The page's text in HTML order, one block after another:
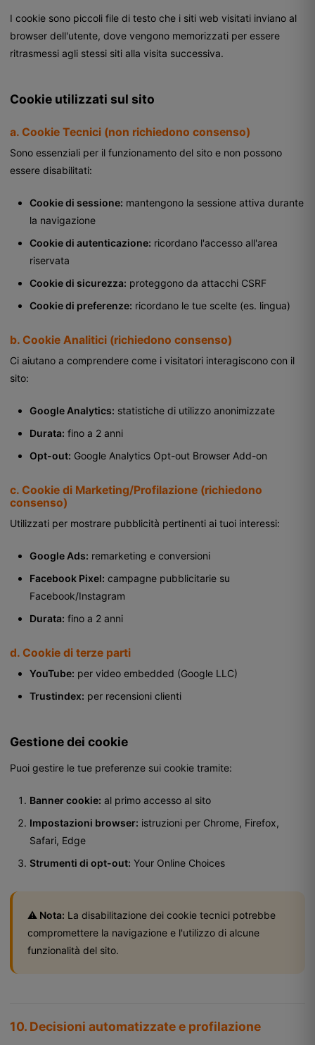
I cookie sono piccoli file di testo che i siti web visitati inviano al
browser dell'utente, dove vengono memorizzati per essere
ritrasmessi agli stessi siti alla visita successiva.
Cookie utilizzati sul sito
a. Cookie Tecnici (non richiedono consenso)
Sono essenziali per il funzionamento del sito e non possono
essere disabilitati:
Cookie di sessione: mantengono la sessione attiva durante
la navigazione
Cookie di autenticazione: ricordano l'accesso all'area
riservata
Cookie di sicurezza: proteggono da attacchi CSRF
Cookie di preferenze: ricordano le tue scelte (es. lingua)
b. Cookie Analitici (richiedono consenso)
Ci aiutano a comprendere come i visitatori interagiscono con il
sito:
Google Analytics: statistiche di utilizzo anonimizzate
Durata: fino a 2 anni
Opt-out: Google Analytics Opt-out Browser Add-on
c. Cookie di Marketing/Profilazione (richiedono
consenso)
Utilizzati per mostrare pubblicità pertinenti ai tuoi interessi:
Google Ads: remarketing e conversioni
Facebook Pixel: campagne pubblicitarie su
Facebook/Instagram
Durata: fino a 2 anni
d. Cookie di terze parti
YouTube: per video embedded (Google LLC)
Trustindex: per recensioni clienti
Gestione dei cookie
Puoi gestire le tue preferenze sui cookie tramite:
Banner cookie: al primo accesso al sito
Impostazioni browser: istruzioni per Chrome, Firefox,
Safari, Edge
Strumenti di opt-out: Your Online Choices
⚠️ Nota: La disabilitazione dei cookie tecnici potrebbe
compromettere la navigazione e l'utilizzo di alcune
funzionalità del sito.
10. Decisioni automatizzate e profilazione